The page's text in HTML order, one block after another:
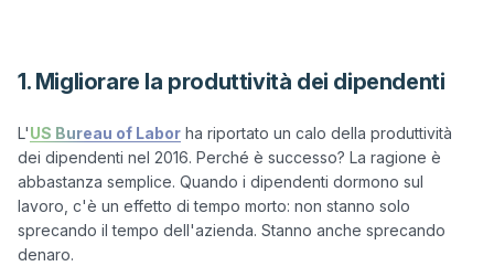
1. Migliorare la produttività dei dipendenti
L'US Bureau of Labor ha riportato un calo della produttività
dei dipendenti nel 2016. Perché è successo? La ragione è
abbastanza semplice. Quando i dipendenti dormono sul
lavoro, c'è un effetto di tempo morto: non stanno solo
sprecando il tempo dell'azienda. Stanno anche sprecando